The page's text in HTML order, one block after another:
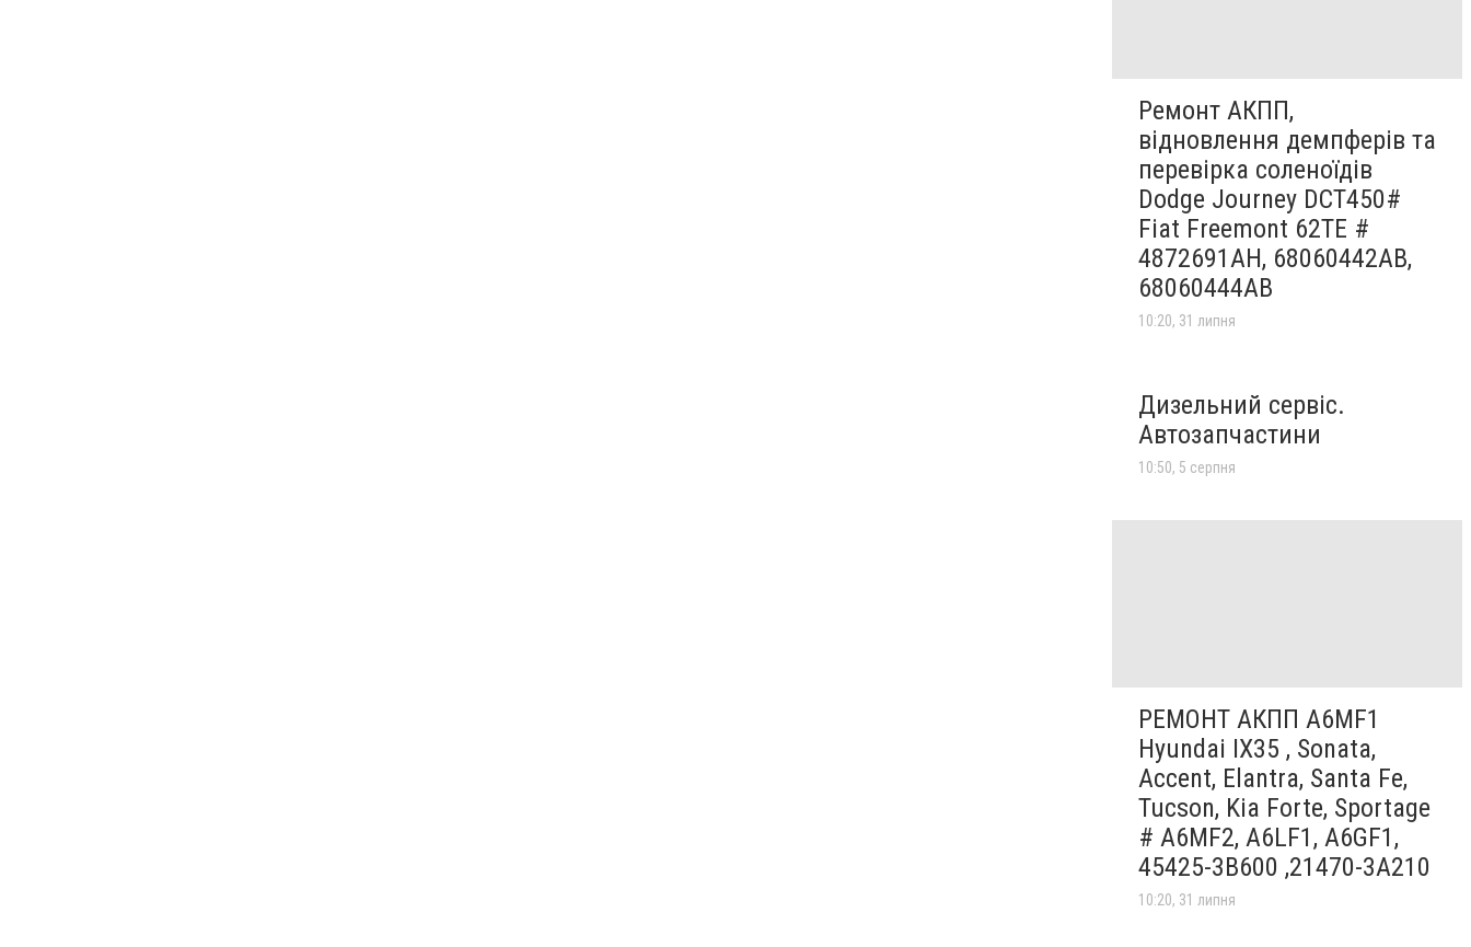
Ремонт АКПП,
відновлення демпферів та
перевірка соленоїдів
Dodge Journey DCT450#
Fiat Freemont 62TE #
4872691AH, 68060442AB,
68060444AB
10:20, 31 липня
Дизельний сервіс.
Автозапчастини
10:50, 5 серпня
РЕМОНТ АКПП A6MF1
Hyundai IX35 , Sonata,
Accent, Elantra, Santa Fe,
Tucson, Kia Forte, Sportage
# A6MF2, A6LF1, A6GF1,
45425-3B600 ,21470-3A210
10:20, 31 липня